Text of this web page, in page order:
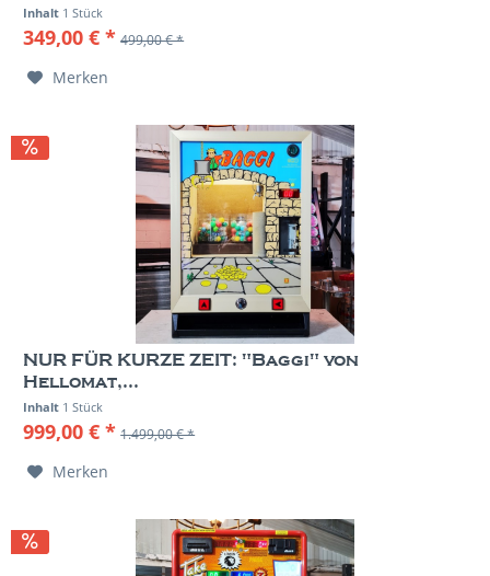
Inhalt 1 Stück
349,00 € * 499,00 € *
Merken
NUR FÜR KURZE ZEIT: "Baggi" von
Hellomat,...
Inhalt 1 Stück
999,00 € * 1.499,00 € *
Merken